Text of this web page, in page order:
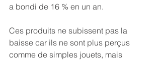
a bondi de 16 % en un an.
Ces produits ne subissent pas la
baisse car ils ne sont plus perçus
comme de simples jouets, mais